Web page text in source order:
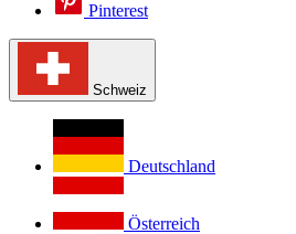
Pinterest
Schweiz
Deutschland
Österreich